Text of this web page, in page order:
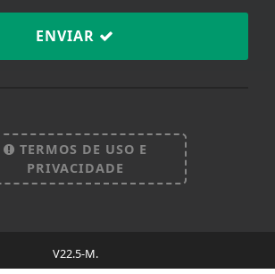
ENVIAR
TERMOS DE USO E
PRIVACIDADE
V22.5-M.
Ao continuar o acesso,
você concorda com nossos Termos
ACESSE NOSSOS TERMOS